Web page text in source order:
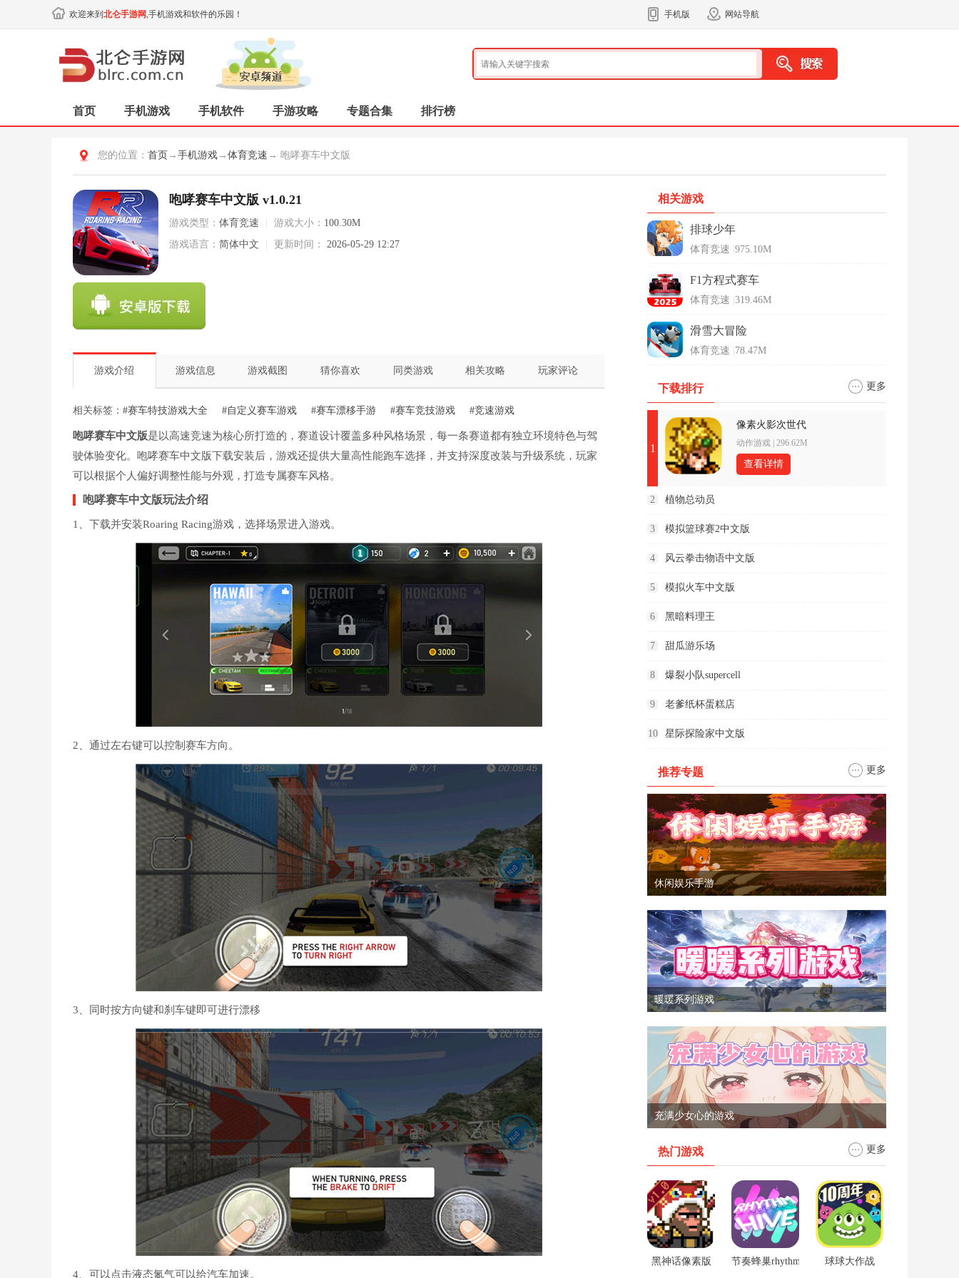
欢迎来到 北仑手游网,手机游戏和软件的乐园！ 手机版 网站导航
首页 手机游戏 手机软件 手游攻略 专题合集 排行榜
您的位置： 首页 → 手机游戏 → 体育竞速 → 咆哮赛车中文版
咆哮赛车中文版 v1.0.21
游戏类型： 体育竞速 游戏大小： 100.30M
游戏语言： 简体中文 更新时间： 2026-05-29 12:27
游戏介绍 游戏信息 游戏截图 猜你喜欢 同类游戏 相关攻略 玩家评论
相关标签： #赛车特技游戏大全 #自定义赛车游戏 #赛车漂移手游 #赛车竞技游戏 #竞速游戏
咆哮赛车中文版是以高速竞速为核心所打造的，赛道设计覆盖多种风格场景，每一条赛道都有独立环境特色与驾
驶体验变化。咆哮赛车中文版下载安装后，游戏还提供大量高性能跑车选择，并支持深度改装与升级系统，玩家
可以根据个人偏好调整性能与外观，打造专属赛车风格。
咆哮赛车中文版玩法介绍
1、下载并安装Roaring Racing游戏，选择场景进入游戏。
2、通过左右键可以控制赛车方向。
3、同时按方向键和刹车键即可进行漂移
4、可以点击液态氮气可以给汽车加速。
相关游戏
排球少年
体育竞速 975.10M
F1方程式赛车
体育竞速 319.46M
滑雪大冒险
体育竞速 78.47M
下载排行 更多
1
像素火影次世代
动作游戏 296.62M
查看详情
2 植物总动员
3 模拟篮球赛2中文版
4 风云拳击物语中文版
5 模拟火车中文版
6 黑暗料理王
7 甜瓜游乐场
8 爆裂小队supercell
9 老爹纸杯蛋糕店
10 星际探险家中文版
推荐专题 更多
休闲娱乐手游
暖暖系列游戏
充满少女心的游戏
热门游戏 更多
黑神话像素版 节奏蜂巢rhythm hive 球球大作战